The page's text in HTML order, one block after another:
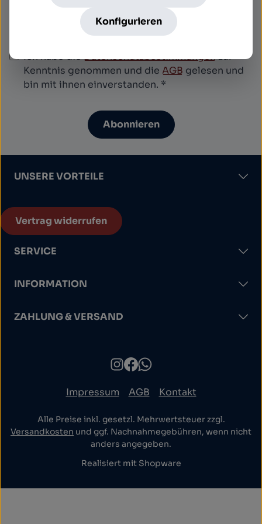
es gelten dieDatenschutzrichtlinieund
Nutzungsbedingungen.
Ich habe dieDatenschutzbestimmungenzur
Kenntnis genommen und die AGB gelesen und
bin mit ihnen einverstanden. *
Abonnieren
UNSERE VORTEILE
Vertrag widerrufen
SERVICE
INFORMATION
ZAHLUNG & VERSAND
Impressum AGB Kontakt
Alle Preise inkl. gesetzl. Mehrwertsteuer zzgl.
Versandkosten und ggf. Nachnahmegebühren, wenn nicht
anders angegeben.
Realisiert mit Shopware
Konfigurieren